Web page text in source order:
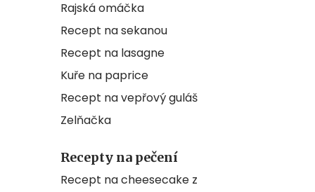
Rajská omáčka
Recept na sekanou
Recept na lasagne
Kuře na paprice
Recept na vepřový guláš
Zelňačka
Recepty na pečení
Recept na cheesecake z